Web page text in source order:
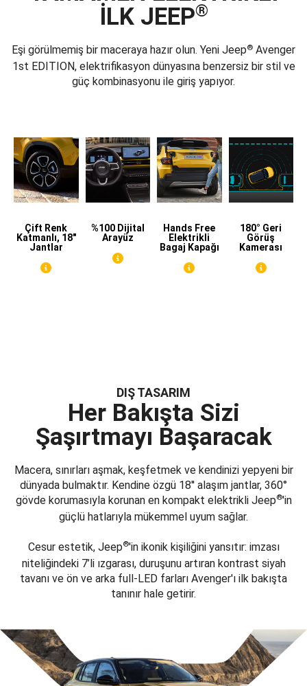
İLK JEEP®
Eşi görülmemiş bir maceraya hazır olun. Yeni Jeep® Avenger
1st EDITION, elektrifikasyon dünyasına benzersiz bir stil ve
güç kombinasyonu ile giriş yapıyor.
Çift Renk
Katmanlı, 18"
Jantlar
%100 Dijital
Arayüz
Hands Free
Elektrikli
Bagaj Kapağı
180° Geri
Görüş
Kamerası
DIŞ TASARIM
Her Bakışta Sizi
Şaşırtmayı Başaracak
Macera, sınırları aşmak, keşfetmek ve kendinizi yepyeni bir
dünyada bulmaktır. Kendine özgü 18'' alaşım jantlar, 360°
gövde korumasıyla korunan en kompakt elektrikli Jeep®'in
güçlü hatlarıyla mükemmel uyum sağlar.
Cesur estetik, Jeep®'in ikonik kişiliğini yansıtır: imzası
niteliğindeki 7’li ızgarası, duruşunu artıran kontrast siyah
tavanı ve ön ve arka full-LED farları Avenger'ı ilk bakışta
tanınır hale getirir.